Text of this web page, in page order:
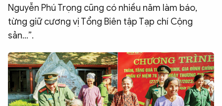
Nguyễn Phú Trọng cũng có nhiều năm làm báo,
từng giữ cương vị Tổng Biên tập Tạp chí Cộng
sản...”.